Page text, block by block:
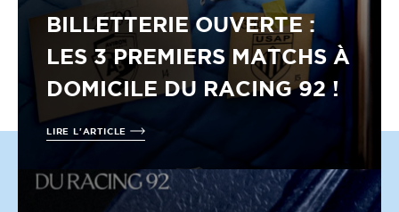
BILLETTERIE OUVERTE :
LES 3 PREMIERS MATCHS À
DOMICILE DU RACING 92 !
LIRE L'ARTICLE